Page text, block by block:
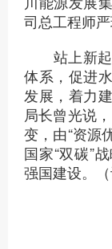
司总工程师严
站上新起
体系，促进
发展，着力
局长曾光说
变，由“资源
国家“双碳”
强国建设。